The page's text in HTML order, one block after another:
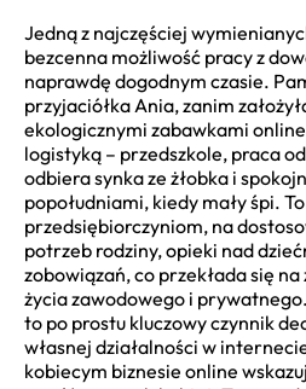
Jedną z najczęściej
bezcenna możliwość pracy z
naprawdę dogodnym czasie.
przyjaciółka Ania, zanim
ekologicznymi zabawkami
logistyką – przedszkole, praca
odbiera synka ze żłobka i
popołudniami, kiedy mały śpi.
przedsiębiorczyniom, na
potrzeb rodziny, opieki nad
zobowiązań, co przekłada się
życia zawodowego i
to po prostu kluczowy czynnik
własnej działalności w
kobiecym biznesie online